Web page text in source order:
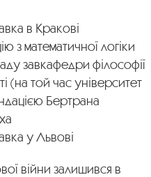
в Кракові
з математичної логіки
завкафедри філософії
(на той час університет
Бертрана
у Львові
війни залишився в